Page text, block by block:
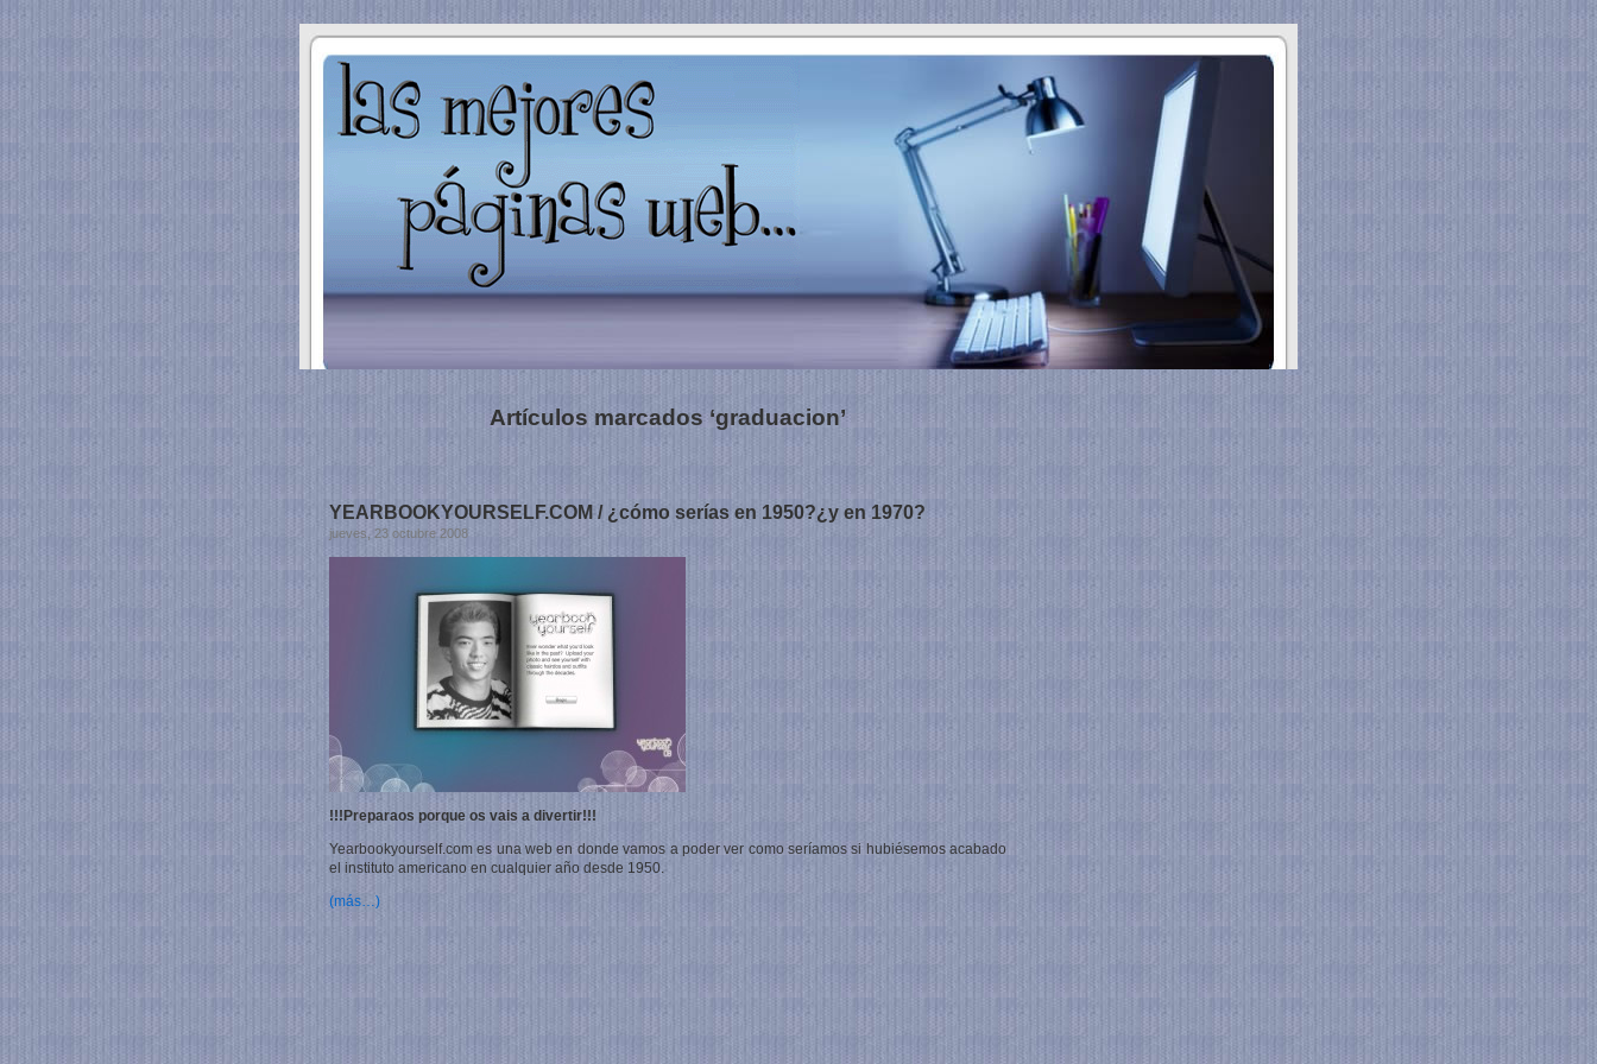
Artículos marcados ‘graduacion’
YEARBOOKYOURSELF.COM / ¿cómo serías en 1950?¿y en 1970?
jueves, 23 octubre 2008
!!!Preparaos porque os vais a divertir!!!
Yearbookyourself.com es una web en donde vamos a poder ver como seríamos si hubiésemos acabado
el instituto americano en cualquier año desde 1950.
(más…)